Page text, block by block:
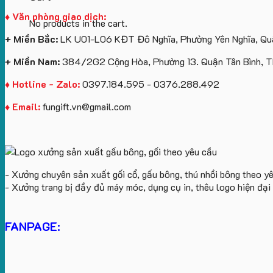
No products in the cart.
♦ Văn phòng giao dịch:
+ Miền Bắc:LK U01-L06 KĐT Đô Nghĩa, Phường Yên Nghĩa,
+ Miền Nam:384/2G2 Cộng Hòa, Phường 13. Quận Tân Bình,
♦ Hotline - Zalo:0397.184.595 - 0376.288.492
♦ Email:fungift.vn@gmail.com
- Xưởng chuyên sản xuất gối cổ, gấu bông, thú nhồi bông theo
- Xưởng trang bị đầy đủ máy móc, dụng cụ in, thêu logo hiện
FANPAGE: